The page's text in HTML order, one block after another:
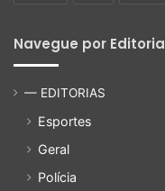
Navegue por Editoria
— EDITORIAS
Esportes
Geral
Polícia